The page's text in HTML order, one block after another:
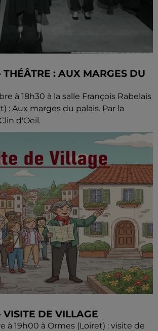
: AUX MARGES DU
à 18h30 à la salle François Rabelais
: Aux marges du palais. Par la
d'Oeil.
DE VILLAGE
à 19h00 à Ormes (Loiret) : visite de